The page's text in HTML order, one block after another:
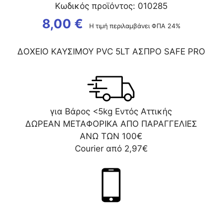
Κωδικός προϊόντος: 010285
8,00 € Η τιμή περιλαμβάνει ΦΠΑ 24%
ΔΟΧΕΙΟ ΚΑΥΣΙΜΟΥ PVC 5LT ΑΣΠΡΟ SAFE PRO
για Βάρος <5kg Εντός Αττικής
ΔΩΡΕΑΝ ΜΕΤΑΦΟΡΙΚΑ ΑΠΟ ΠΑΡΑΓΓΕΛΙΕΣ
ΑΝΩ ΤΩΝ 100€
Courier από 2,97€